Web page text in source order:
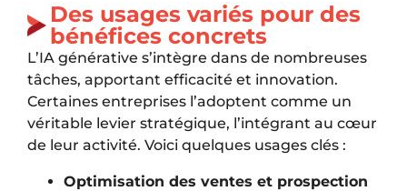
Des usages variés pour des
bénéfices concrets
L’IA générative s’intègre dans de nombreuses
tâches, apportant efficacité et innovation.
Certaines entreprises l’adoptent comme un
véritable levier stratégique, l’intégrant au cœur
de leur activité. Voici quelques usages clés :
Optimisation des ventes et prospection